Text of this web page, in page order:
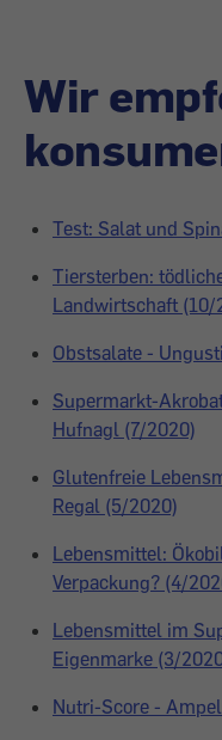
Wir
Test: Salat und
Tiersterben:
Landwirtschaft (10/
Obstsalate -
Supermarkt-
Hufnagl (7/2020)
Glutenfreie
Regal (5/2020)
Lebensmittel:
Verpackung? (4/
Lebensmittel im
Eigenmarke (3/
Nutri-Score -